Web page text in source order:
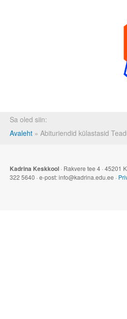
Sa oled siin:
Avaleht » Abituriendid külastasid
Kadrina Keskkool · Rakvere tee 4 · 45201
322 5640 · e-post: info@kadrina.edu.ee ·